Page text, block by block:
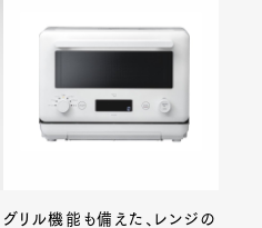
グリル機能も備えた、レンジの